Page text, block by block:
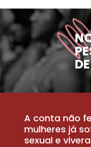
A conta não
mulheres já
sexual e